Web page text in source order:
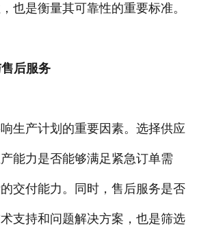
也是衡量其可靠性的重要标准。
后服务
产计划的重要因素。选择供应
能力是否能够满足紧急订单需
交付能力。同时，售后服务是否
支持和问题解决方案，也是筛选